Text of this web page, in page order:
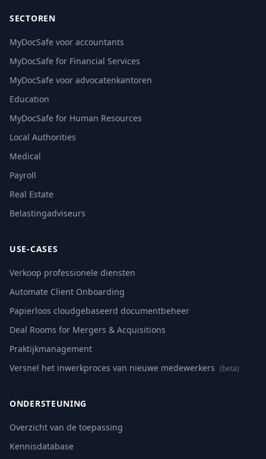
SECTOREN
MyDocSafe voor accountants
MyDocSafe for Financial Services
MyDocSafe voor advocatenkantoren
Education
MyDocSafe for Human Resources
Local Authorities
Medical
Payroll
Real Estate
Belastingadviseurs
USE-CASES
Verkoop professionele diensten
Automate Client Onboarding
Papierloos cloudgebaseerd documentbeheer
Deal Rooms for Mergers & Acquisitions
Praktijkmanagement
Versnel het inwerkproces van nieuwe medewerkers (beta)
ONDERSTEUNING
Overzicht van de toepassing
Kennisdatabase